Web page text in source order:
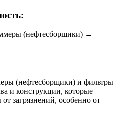
(нефтесборщики) →
(нефтесборщики) и фильтры
и конструкции, которые
загрязнений, особенно от